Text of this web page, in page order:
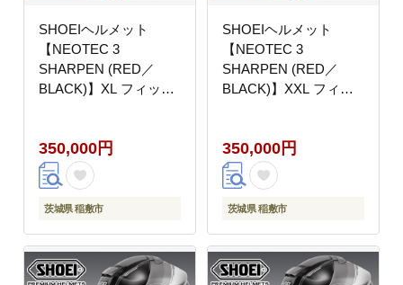
SHOEIヘルメット
【NEOTEC 3
SHARPEN (RED／
BLACK)】XL フィッテ
ム ネオテック シャープ
ン バイク ツーリング
ショウエイ [2025]
350,000円
茨城県 稲敷市
SHOEIヘルメット
【NEOTEC 3
SHARPEN (RED／
BLACK)】XXL フィッ
テム ネオテック シャー
プン バイク ツーリング
ショウエイ [2026]
350,000円
茨城県 稲敷市